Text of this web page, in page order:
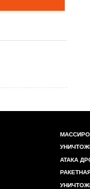
АТАКА